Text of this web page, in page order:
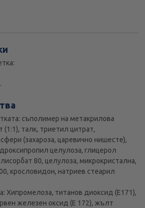
съполимер на метакрилова
(1:1), талк, триетил цитрат,
(захароза, царевично нишесте),
целулоза, глицерол
80, целулоза, микрокристална,
крословидон, натриев стеарил
Хипромелоза, титанов диоксид (Е171),
железен оксид (Е 172), жълт